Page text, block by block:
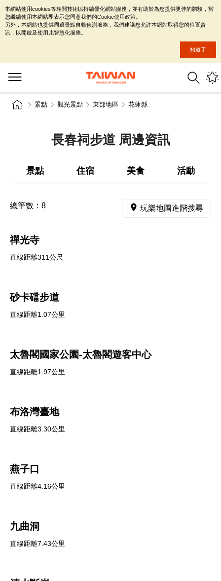
景點 觀光景點 東部地區 花蓮縣
長春祠步道 周邊資訊
景點 住宿 美食 活動
總筆數： 8 玩樂地圖進階搜尋
禪光寺
直線距離311公尺
砂卡礑步道
直線距離1.07公里
太魯閣國家公園-太魯閣遊客中心
直線距離1.97公里
布洛灣臺地
直線距離3.30公里
燕子口
直線距離4.16公里
九曲洞
直線距離7.43公里
本網站使用cookies等相關技術以持續優化網站服務，並有助於為您提供更佳的體驗，當
您繼續使用本網站即表示您同意我們的Cookie使用政策。
另外，本網站也提供周邊景點自動偵測服務，我們建議您允許本網站取得您的位置資
訊，以開啟及使用此智慧化服務。
知道了